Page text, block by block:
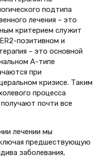
подтипа
лечения – это
критерием служит
позитивном и
– это основной
А-типе
при
кризисе. Таким
процесса
почти все
лечении мы
предшествующую
заболевания,